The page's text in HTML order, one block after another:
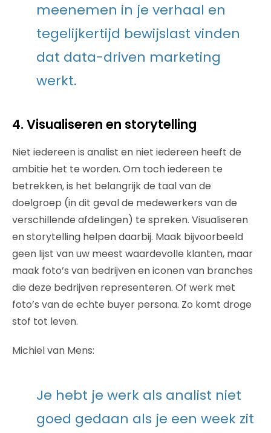
meenemen in je verhaal en
tegelijkertijd bewijslast vinden
dat data-driven marketing
werkt.
4. Visualiseren en storytelling
Niet iedereen is analist en niet iedereen heeft de
ambitie het te worden. Om toch iedereen te
betrekken, is het belangrijk de taal van de
doelgroep (in dit geval de medewerkers van de
verschillende afdelingen) te spreken. Visualiseren
en storytelling helpen daarbij. Maak bijvoorbeeld
geen lijst van uw meest waardevolle klanten, maar
maak foto’s van bedrijven en iconen van branches
die deze bedrijven representeren. Of werk met
foto’s van de echte buyer persona. Zo komt droge
stof tot leven.
Michiel van Mens:
Je hebt je werk als analist niet
goed gedaan als je een week zit